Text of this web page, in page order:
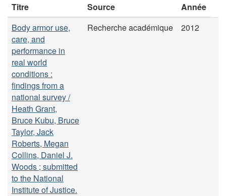
Titre Source
Année
Body armor use,
care, and
performance in
real world
conditions :
findings from a
national survey /
Heath Grant,
Bruce Kubu, Bruce
Taylor, Jack
Roberts, Megan
Collins, Daniel J.
Woods ; submitted
to the National
Institute of Justice.
Recherche académique 2012